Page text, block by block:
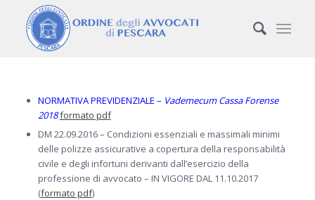
NORMATIVA PREVIDENZIALE – Vademecum Cassa Forense
2018formato pdf
DM 22.09.2016 – Condizioni essenziali e massimali minimi
delle polizze assicurative a copertura della responsabilità
civile e degli infortuni derivanti dall’esercizio della
professione di avvocato – IN VIGORE DAL 11.10.2017
(formato pdf)